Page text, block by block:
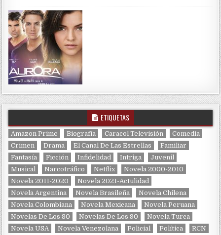
ETIQUETAS
Amazon Prime Biografía Caracol Televisión
Comedia
Crimen
Drama El Canal De Las Estrellas
Familiar
Fantasía
Ficción Infidelidad Intriga
Juvenil
Musical
Narcotráfico Netflix
Novela 2000-2010
Novela 2011-2020
Novela 2021-Actulidad
Novela Argentina
Novela Brasileña
Novela Chilena
Novela Colombiana
Novela Mexicana
Novela Peruana
Novelas De Los 80
Novelas De Los 90
Novela Turca
Novela USA
Novela Venezolana Policial Política RCN